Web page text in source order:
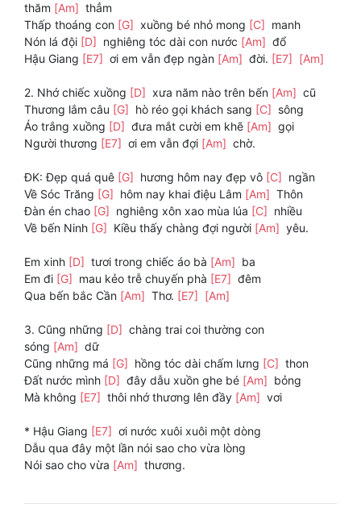
thăm [Am] thẳm
Thấp thoáng con [G] xuồng bé nhỏ mong [C] manh
Nón lá đội [D] nghiêng tóc dài con nước [Am] đổ
Hậu Giang [E7] ơi em vẫn đẹp ngàn [Am] đời. [E7] [Am]
2. Nhớ chiếc xuồng [D] xưa năm nào trên bến [Am] cũ
Thương lắm câu [G] hò réo gọi khách sang [C] sông
Áo trắng xuồng [D] đưa mắt cười em khẽ [Am] gọi
Người thương [E7] ơi em vẫn đợi [Am] chờ.
ĐK: Đẹp quá quê [G] hương hôm nay đẹp vô [C] ngần
Về Sóc Trăng [G] hôm nay khai điệu Lâm [Am] Thôn
Đàn én chao [G] nghiêng xôn xao mùa lúa [C] nhiều
Về bến Ninh [G] Kiều thấy chàng đợi người [Am] yêu.
Em xinh [D] tươi trong chiếc áo bà [Am] ba
Em đi [G] mau kẻo trễ chuyến phà [E7] đêm
Qua bến bắc Cần [Am] Thơ. [E7] [Am]
3. Cũng những [D] chàng trai coi thường con
sóng [Am] dữ
Cũng những má [G] hồng tóc dài chấm lưng [C] thon
Đất nước mình [D] đây dẫu xuồn ghe bé [Am] bỏng
Mà không [E7] thôi nhớ thương lên đầy [Am] vơi
* Hậu Giang [E7] ơi nước xuôi xuôi một dòng
Dẫu qua đây một lần nói sao cho vừa lòng
Nói sao cho vừa [Am] thương.